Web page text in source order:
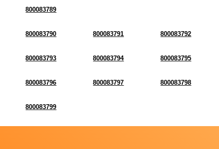
800083789
800083790 800083791 800083792
800083793 800083794 800083795
800083796 800083797 800083798
800083799